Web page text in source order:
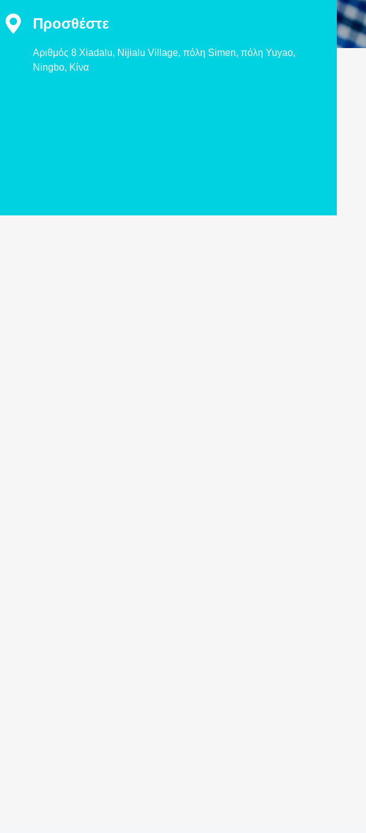
 Προσθέστε
Αριθμός 8 Xiadalu, Nijialu Village, πόλη Simen, πόλη Yuyao,
Ningbo, Κίνα